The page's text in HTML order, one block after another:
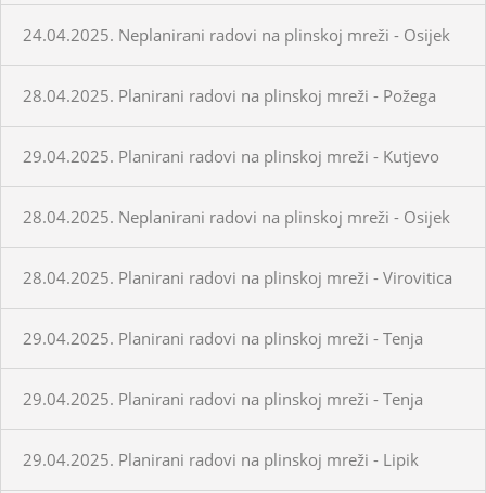
24.04.2025. Neplanirani radovi na plinskoj mreži - Osijek
28.04.2025. Planirani radovi na plinskoj mreži - Požega
29.04.2025. Planirani radovi na plinskoj mreži - Kutjevo
28.04.2025. Neplanirani radovi na plinskoj mreži - Osijek
28.04.2025. Planirani radovi na plinskoj mreži - Virovitica
29.04.2025. Planirani radovi na plinskoj mreži - Tenja
29.04.2025. Planirani radovi na plinskoj mreži - Tenja
29.04.2025. Planirani radovi na plinskoj mreži - Lipik